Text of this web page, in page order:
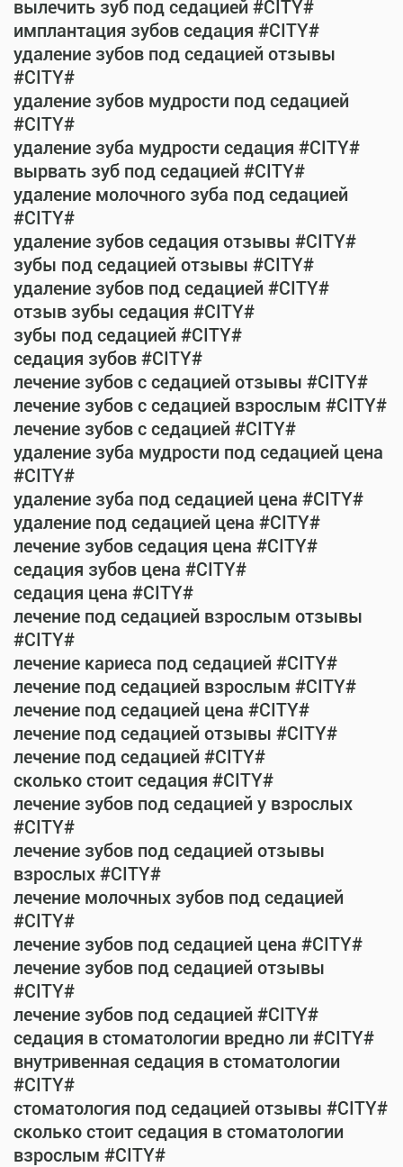
вылечить зуб под седацией #CITY#
имплантация зубов седация #CITY#
удаление зубов под седацией отзывы
#CITY#
удаление зубов мудрости под седацией
#CITY#
удаление зуба мудрости седация #CITY#
вырвать зуб под седацией #CITY#
удаление молочного зуба под седацией
#CITY#
удаление зубов седация отзывы #CITY#
зубы под седацией отзывы #CITY#
удаление зубов под седацией #CITY#
отзыв зубы седация #CITY#
зубы под седацией #CITY#
седация зубов #CITY#
лечение зубов с седацией отзывы #CITY#
лечение зубов с седацией взрослым #CITY#
лечение зубов с седацией #CITY#
удаление зуба мудрости под седацией цена
#CITY#
удаление зуба под седацией цена #CITY#
удаление под седацией цена #CITY#
лечение зубов седация цена #CITY#
седация зубов цена #CITY#
седация цена #CITY#
лечение под седацией взрослым отзывы
#CITY#
лечение кариеса под седацией #CITY#
лечение под седацией взрослым #CITY#
лечение под седацией цена #CITY#
лечение под седацией отзывы #CITY#
лечение под седацией #CITY#
сколько стоит седация #CITY#
лечение зубов под седацией у взрослых
#CITY#
лечение зубов под седацией отзывы
взрослых #CITY#
лечение молочных зубов под седацией
#CITY#
лечение зубов под седацией цена #CITY#
лечение зубов под седацией отзывы
#CITY#
лечение зубов под седацией #CITY#
седация в стоматологии вредно ли #CITY#
внутривенная седация в стоматологии
#CITY#
стоматология под седацией отзывы #CITY#
сколько стоит седация в стоматологии
взрослым #CITY#